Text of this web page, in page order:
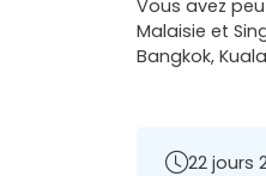
Vous avez
Malaisie et
Bangkok,
22 jours